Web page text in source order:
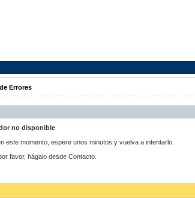
Errores
no disponible
este momento, espere unos minutos y vuelva a intentarlo.
favor, hágalo desde Contacto.